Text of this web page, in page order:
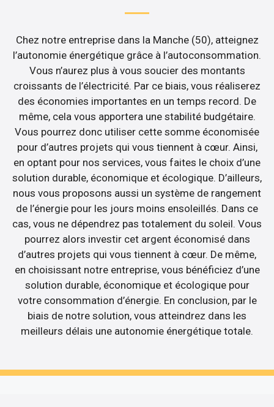
Chez notre entreprise dans la Manche (50), atteignez
l’autonomie énergétique grâce à l’autoconsommation.
Vous n’aurez plus à vous soucier des montants
croissants de l’électricité. Par ce biais, vous réaliserez
des économies importantes en un temps record. De
même, cela vous apportera une stabilité budgétaire.
Vous pourrez donc utiliser cette somme économisée
pour d’autres projets qui vous tiennent à cœur. Ainsi,
en optant pour nos services, vous faites le choix d’une
solution durable, économique et écologique. D’ailleurs,
nous vous proposons aussi un système de rangement
de l’énergie pour les jours moins ensoleillés. Dans ce
cas, vous ne dépendrez pas totalement du soleil. Vous
pourrez alors investir cet argent économisé dans
d’autres projets qui vous tiennent à cœur. De même,
en choisissant notre entreprise, vous bénéficiez d’une
solution durable, économique et écologique pour
votre consommation d’énergie. En conclusion, par le
biais de notre solution, vous atteindrez dans les
meilleurs délais une autonomie énergétique totale.